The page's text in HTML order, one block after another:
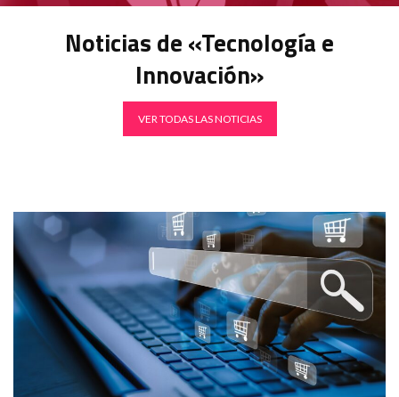
Noticias de «Tecnología e
Innovación»
VER TODAS LAS NOTICIAS